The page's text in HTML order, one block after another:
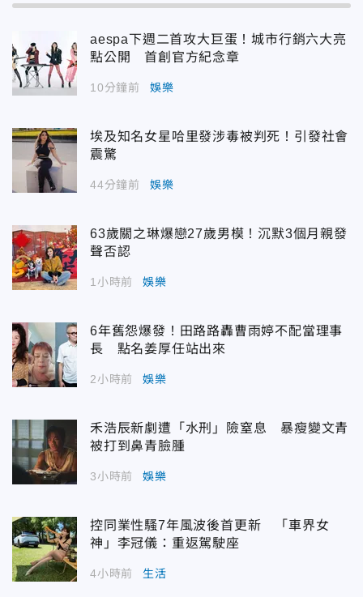
aespa下週二首攻大巨蛋！城市行銷六大亮
點公開 首創官方紀念章
10分鐘前 娛樂
埃及知名女星哈里發涉毒被判死！引發社會
震驚
44分鐘前 娛樂
63歲關之琳爆戀27歲男模！沉默3個月親發
聲否認
1小時前 娛樂
6年舊怨爆發！田路路轟曹雨婷不配當理事
長 點名姜厚任站出來
2小時前 娛樂
禾浩辰新劇遭「水刑」險窒息 暴瘦變文青
被打到鼻青臉腫
3小時前 娛樂
控同業性騷7年風波後首更新 「車界女
神」李冠儀：重返駕駛座
4小時前 生活